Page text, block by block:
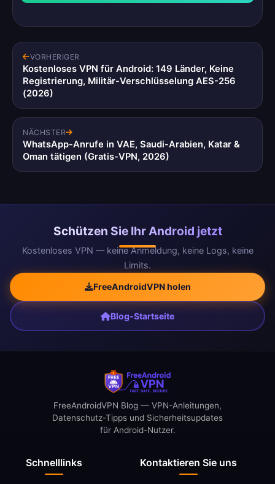
VORHERIGER
Kostenloses VPN für Android: 149 Länder, Keine
Registrierung, Militär-Verschlüsselung AES-256
(2026)
NÄCHSTER
WhatsApp-Anrufe in VAE, Saudi-Arabien, Katar &
Oman tätigen (Gratis-VPN, 2026)
Schützen Sie Ihr Android jetzt
Kostenloses VPN — keine Anmeldung, keine Logs, keine
Limits.
FreeAndroidVPN holen
Blog-Startseite
Schnelllinks
FreeAndroidVPN Blog — VPN-Anleitungen,
Datenschutz-Tipps und Sicherheitsupdates
für Android-Nutzer.
Kontaktieren Sie uns